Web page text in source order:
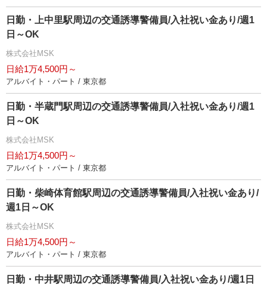
日勤・上中里駅周辺の交通誘導警備員/入社祝い金あり/週1
日～OK
株式会社MSK
日給1万4,500円～
アルバイト・パート / 東京都
日勤・半蔵門駅周辺の交通誘導警備員/入社祝い金あり/週1
日～OK
株式会社MSK
日給1万4,500円～
アルバイト・パート / 東京都
日勤・柴崎体育館駅周辺の交通誘導警備員/入社祝い金あり/
週1日～OK
株式会社MSK
日給1万4,500円～
アルバイト・パート / 東京都
日勤・中井駅周辺の交通誘導警備員/入社祝い金あり/週1日